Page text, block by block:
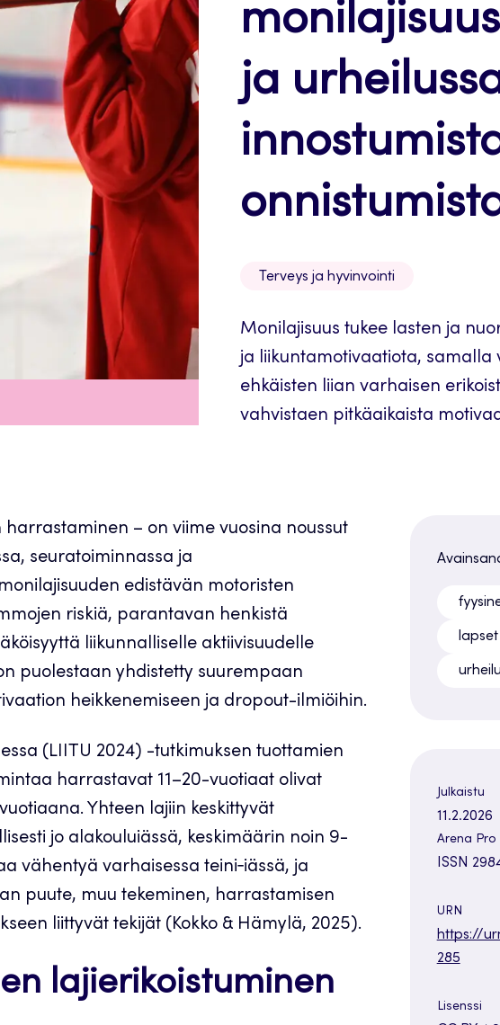
ja
Terveys ja hyvinvointi
Monilajisuus tukee lasten ja
ja liikuntamotivaatiota, samalla
ehkäisten liian varhaisen
vahvistaen pitkäaikaista
– on viime vuosina noussut
seuratoiminnassa ja
edistävän motoristen
riskiä, parantavan henkistä
liikunnalliselle aktiivisuudelle
puolestaan yhdistetty suurempaan
heikkenemiseen ja dropout-ilmiöihin.
(LIITU 2024) -tutkimuksen tuottamien
harrastavat 11–20-vuotiaat olivat
Yhteen lajiin keskittyvät
jo alakouluiässä, keskimäärin noin 9-
vähentyä varhaisessa teini‑iässä, ja
puute, muu tekeminen, harrastamisen
liittyvät tekijät (Kokko & Hämylä, 2025).
lajierikoistuminen
lapset
urheilu
Julkaistu
11.2.2026
Arena Pro
ISSN
URN
https://
285
Lisenssi